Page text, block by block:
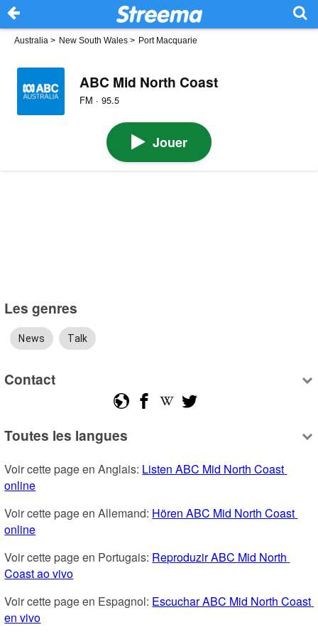
Australia > New South Wales > Port Macquarie
ABC Mid North Coast
FM · 95.5
Jouer
Les genres
News Talk
Contact
Toutes les langues
Voir cette page en Anglais: Listen ABC Mid North Coast
online
Voir cette page en Allemand: Hören ABC Mid North Coast
online
Voir cette page en Portugais: Reproduzir ABC Mid North
Coast ao vivo
Voir cette page en Espagnol: Escuchar ABC Mid North Coast
en vivo